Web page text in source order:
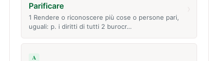
Parificare
1 Rendere o riconoscere più cose o persone pari,
uguali: p. i diritti di tutti 2 burocr…
A